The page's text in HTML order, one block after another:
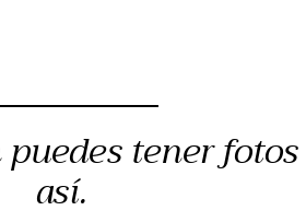
tener fotos
así.